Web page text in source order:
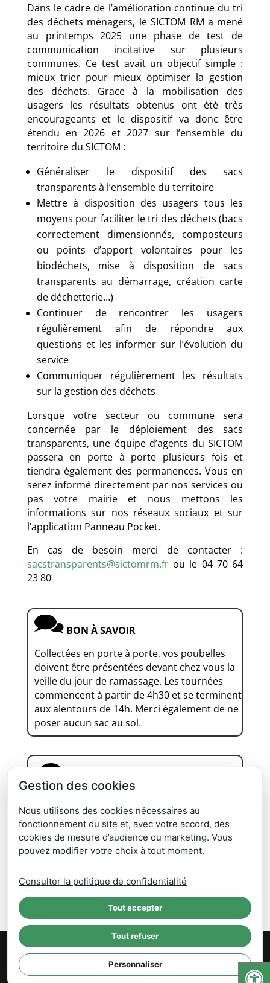
Dans le cadre de l’amélioration continue du tri
des déchets ménagers, le SICTOM RM a mené
au printemps 2025 une phase de test de
communication incitative sur plusieurs
communes. Ce test avait un objectif simple :
mieux trier pour mieux optimiser la gestion
des déchets. Grace à la mobilisation des
usagers les résultats obtenus ont été très
encourageants et le dispositif va donc être
étendu en 2026 et 2027 sur l’ensemble du
territoire du SICTOM :
Généraliser le dispositif des sacs
transparents à l’ensemble du territoire
Mettre à disposition des usagers tous les
moyens pour faciliter le tri des déchets (bacs
correctement dimensionnés, composteurs
ou points d’apport volontaires pour les
biodéchets, mise à disposition de sacs
transparents au démarrage, création carte
de déchetterie…)
Continuer de rencontrer les usagers
régulièrement afin de répondre aux
questions et les informer sur l’évolution du
service
Communiquer régulièrement les résultats
sur la gestion des déchets
Lorsque votre secteur ou commune sera
concernée par le déploiement des sacs
transparents, une équipe d’agents du SICTOM
passera en porte à porte plusieurs fois et
tiendra également des permanences. Vous en
serez informé directement par nos services ou
pas votre mairie et nous mettons les
informations sur nos réseaux sociaux et sur
l’application Panneau Pocket.
En cas de besoin merci de contacter :
sacstransparents@sictomrm.frou le 04 70 64
23 80
BON À SAVOIR
Collectées en porte à porte, vos poubelles
doivent être présentées devant chez vous la
veille du jour de ramassage. Les tournées
commencent à partir de 4h30 et se terminent
aux alentours de 14h. Merci également de ne
poser aucun sac au sol.
BON À SAVOIR
pouvez compléterle formulaire en page
d'accueil (en précisant votre adresse, le
volume et le type de bac et le nombre de
personnes au foyer.
© Sictom Région Montluçonnaise- Site réalisé par l'
⚷-Politique de confidentialité
-
Mentions Légales
Gestion des cookies
Nous utilisons des cookies nécessaires au
fonctionnement du site et, avec votre accord, des
cookies de mesure d’audience ou marketing. Vous
pouvez modifier votre choix à tout moment.
Consulter la politique de confidentialité
Tout accepter
Tout refuser
Personnaliser